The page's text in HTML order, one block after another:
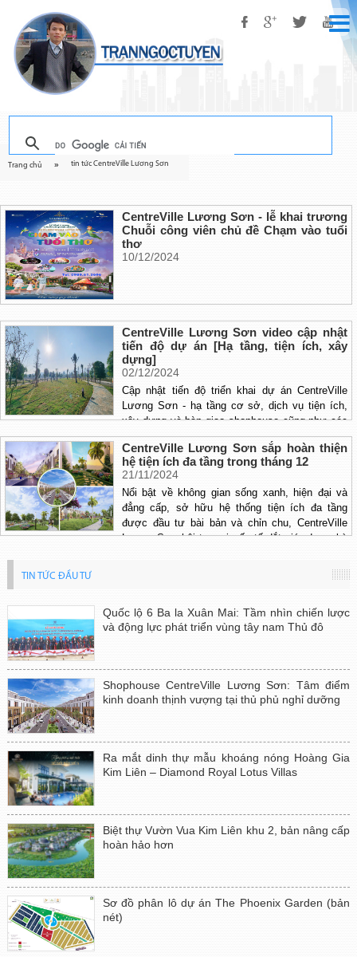
Trang chủ » tin tức CentreVille Lương Sơn
CentreVille Lương Sơn - lễ khai trương
Chuỗi công viên chủ đề Chạm vào tuổi
thơ
10/12/2024
CentreVille Lương Sơn video cập nhật
tiến độ dự án [Hạ tầng, tiện ích, xây
dựng]
02/12/2024
Cập nhật tiến độ triển khai dự án CentreVille
Lương Sơn - hạ tầng cơ sở, dịch vụ tiện ích,
xây dựng và bàn giao shophouse cũng như các
lô chủ nhà tự xây dựng.
CentreVille Lương Sơn sắp hoàn thiện
hệ tiện ích đa tầng trong tháng 12
21/11/2024
Nổi bật về không gian sống xanh, hiện đại và
đẳng cấp, sở hữu hệ thống tiện ích đa tầng
được đầu tư bài bản và chỉn chu, CentreVille
Lương Sơn hội tụ mọi yếu tố đắt giá, được kỳ
dân, trở thành biểu tượng mới cho sự thịnh
vượng, mở ra lối sống phồn hoa xứng tầm khu
TIN TỨC ĐẦU TƯ
Quốc lộ 6 Ba la Xuân Mai: Tầm nhìn chiến lược
và động lực phát triển vùng tây nam Thủ đô
Shophouse CentreVille Lương Sơn: Tâm điểm
kinh doanh thịnh vượng tại thủ phủ nghỉ dưỡng
Ra mắt dinh thự mẫu khoáng nóng Hoàng Gia
Kim Liên – Diamond Royal Lotus Villas
Biệt thự Vườn Vua Kim Liên khu 2, bản nâng cấp
hoàn hảo hơn
Sơ đồ phân lô dự án The Phoenix Garden (bản
nét)